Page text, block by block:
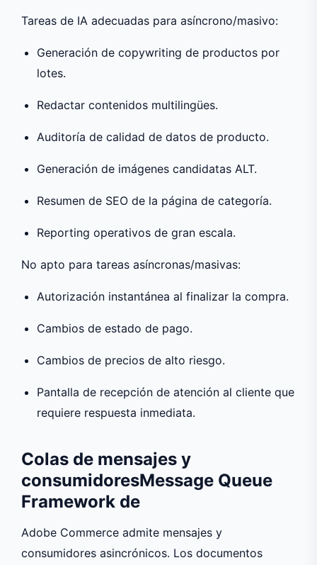
Tareas de IA adecuadas para asíncrono/masivo:
Generación de copywriting de productos por
lotes.
Redactar contenidos multilingües.
Auditoría de calidad de datos de producto.
Generación de imágenes candidatas ALT.
Resumen de SEO de la página de categoría.
Reporting operativos de gran escala.
No apto para tareas asíncronas/masivas:
Autorización instantánea al finalizar la compra.
Cambios de estado de pago.
Cambios de precios de alto riesgo.
Pantalla de recepción de atención al cliente que
requiere respuesta inmediata.
Colas de mensajes y
consumidoresMessage Queue
Framework de
Adobe Commerce admite mensajes y
consumidores asincrónicos. Los documentos